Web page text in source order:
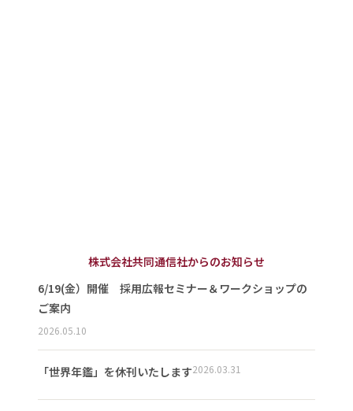
株式会社共同通信社からのお知らせ
6/19(金）開催 採用広報セミナー＆ワークショップの
ご案内
2026.05.10
「世界年鑑」を休刊いたします2026.03.31